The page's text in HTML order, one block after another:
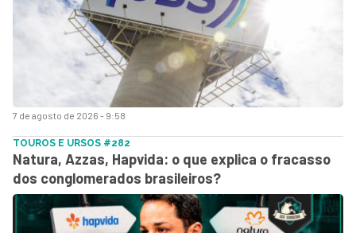
7 de agosto de 2026 - 9:58
TOUROS E URSOS #282
Natura, Azzas, Hapvida: o que explica o fracasso
dos conglomerados brasileiros?